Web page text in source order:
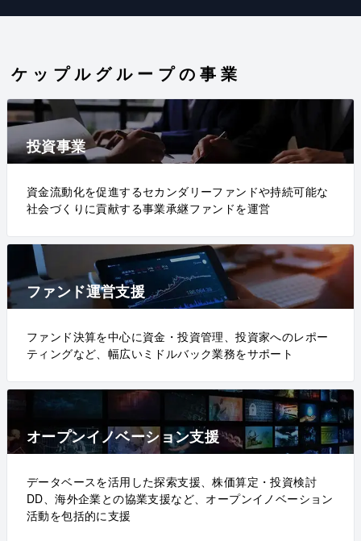
ケップルグループの事業
投資事業
資金流動化を促進するセカンダリーファンドや持続可能な
社会づくりに貢献する事業承継ファンドを運営
ファンド運営支援
ファンド決算を中心に資金・投資管理、投資家へのレポー
ティングなど、幅広いミドルバック業務をサポート
オープンイノベーション支援
データベースを活用した探索支援、株価算定・投資検討
DD、海外企業との協業支援など、オープンイノベーション
活動を包括的に支援